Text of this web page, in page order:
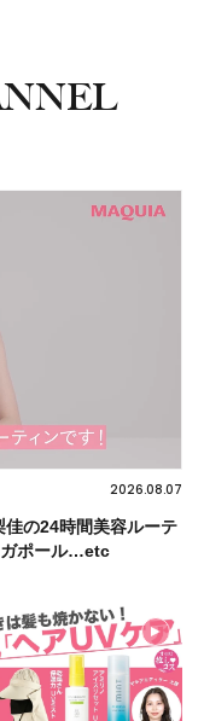
2026.08.07
佳の24時間美容ルーテ
ポール…etc